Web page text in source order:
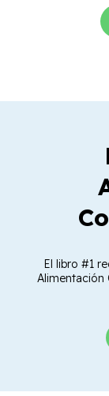
El libro #1
Alimentación